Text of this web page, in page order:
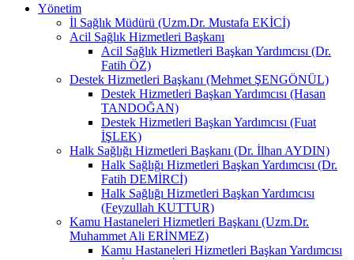
Yönetim
İl Sağlık Müdürü (Uzm.Dr. Mustafa EKİCİ)
Acil Sağlık Hizmetleri Başkanı
Acil Sağlık Hizmetleri Başkan Yardımcısı (Dr.
Fatih ÖZ)
Destek Hizmetleri Başkanı (Mehmet ŞENGÖNÜL)
Destek Hizmetleri Başkan Yardımcısı (Hasan
TANDOĞAN)
Destek Hizmetleri Başkan Yardımcısı (Fuat
İŞLEK)
Halk Sağlığı Hizmetleri Başkanı (Dr. İlhan AYDIN)
Halk Sağlığı Hizmetleri Başkan Yardımcısı (Dr.
Fatih DEMİRCİ)
Halk Sağlığı Hizmetleri Başkan Yardımcısı
(Feyzullah KUTTUR)
Kamu Hastaneleri Hizmetleri Başkanı (Uzm.Dr.
Muhammet Ali ERİNMEZ)
Kamu Hastaneleri Hizmetleri Başkan Yardımcısı